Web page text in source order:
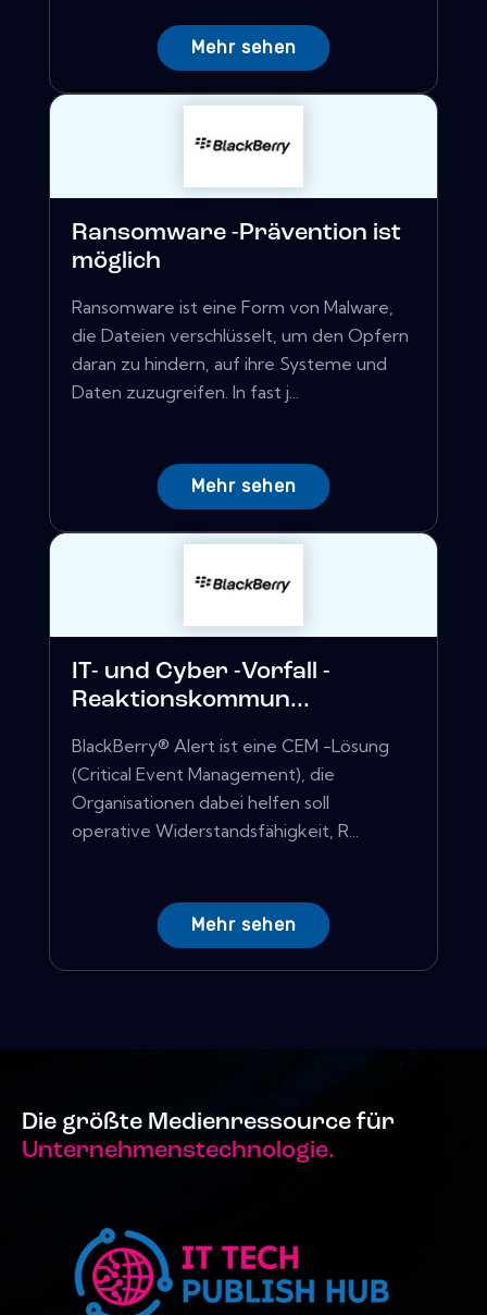
Mehr sehen
Ransomware -Prävention ist
möglich
Ransomware ist eine Form von Malware,
die Dateien verschlüsselt, um den Opfern
daran zu hindern, auf ihre Systeme und
Daten zuzugreifen. In fast j...
Mehr sehen
IT- und Cyber ​​-Vorfall -
Reaktionskommun...
BlackBerry® Alert ist eine CEM -Lösung
(Critical Event Management), die
Organisationen dabei helfen soll
operative Widerstandsfähigkeit, R...
Mehr sehen
Die größte Medienressource für
Unternehmenstechnologie.